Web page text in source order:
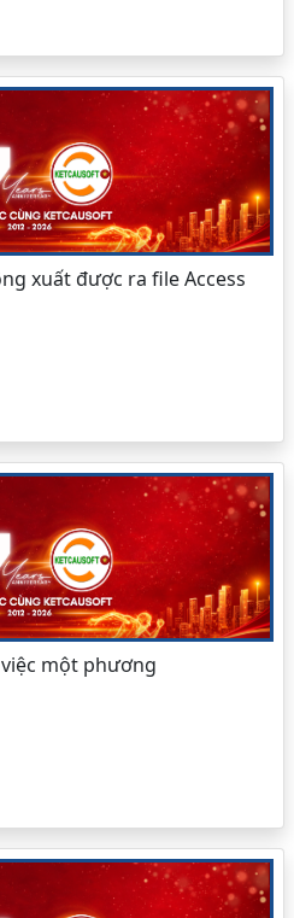
xuất được ra file Access
một phương